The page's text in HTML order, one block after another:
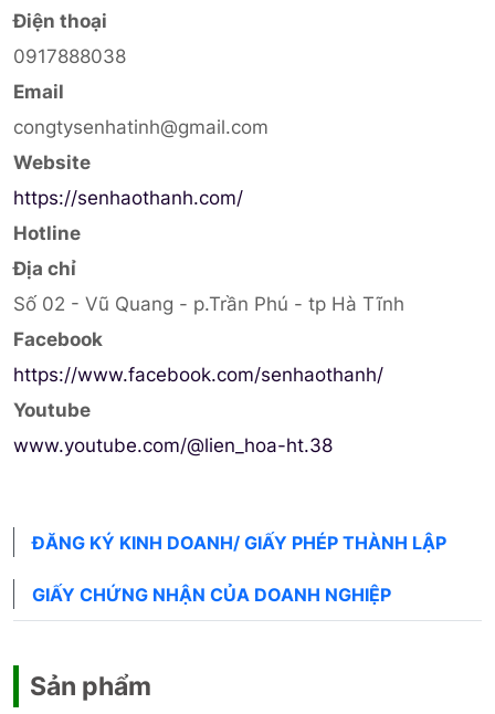
Điện thoại
0917888038
Email
congtysenhatinh@gmail.com
Website
https://senhaothanh.com/
Hotline
Địa chỉ
Số 02 - Vũ Quang - p.Trần Phú - tp Hà Tĩnh
Facebook
https://www.facebook.com/senhaothanh/
Youtube
www.youtube.com/@lien_hoa-ht.38
ĐĂNG KÝ KINH DOANH/ GIẤY PHÉP THÀNH LẬP
GIẤY CHỨNG NHẬN CỦA DOANH NGHIỆP
Sản phẩm